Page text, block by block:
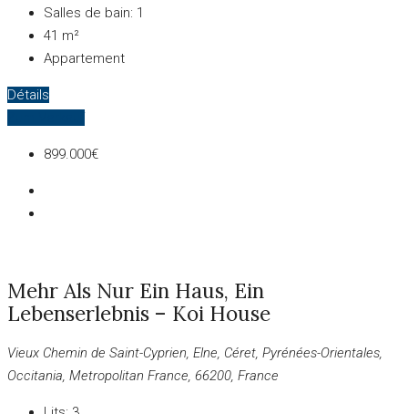
Salles de bain: 1
41 m²
Appartement
Détails
899.000€
Mehr Als Nur Ein Haus, Ein
Lebenserlebnis – Koi House
Vieux Chemin de Saint-Cyprien, Elne, Céret, Pyrénées-Orientales,
Occitania, Metropolitan France, 66200, France